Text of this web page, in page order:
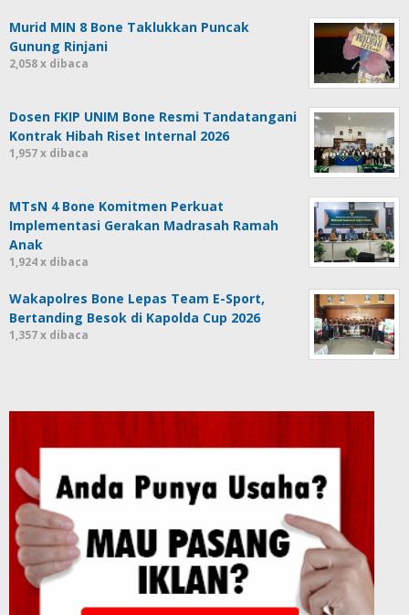
Murid MIN 8 Bone Taklukkan Puncak
Gunung Rinjani
2,058 x dibaca
Dosen FKIP UNIM Bone Resmi Tandatangani
Kontrak Hibah Riset Internal 2026
1,957 x dibaca
MTsN 4 Bone Komitmen Perkuat
Implementasi Gerakan Madrasah Ramah
Anak
1,924 x dibaca
Wakapolres Bone Lepas Team E-Sport,
Bertanding Besok di Kapolda Cup 2026
1,357 x dibaca